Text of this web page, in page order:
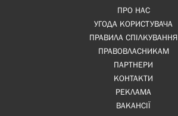
ПРО НАС
УГОДА КОРИСТУВАЧА
ПРАВИЛА СПІЛКУВАННЯ
ПРАВОВЛАСНИКАМ
ПАРТНЕРИ
КОНТАКТИ
РЕКЛАМА
ВАКАНСІЇ